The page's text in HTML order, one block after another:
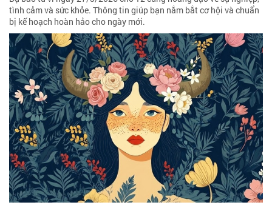
tình cảm và sức khỏe. Thông tin giúp bạn nắm bắt cơ hội và chuẩn
bị kế hoạch hoàn hảo cho ngày mới.